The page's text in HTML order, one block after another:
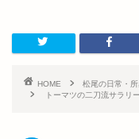
HOME
松尾の日常・
トーマツの二刀流サラリ